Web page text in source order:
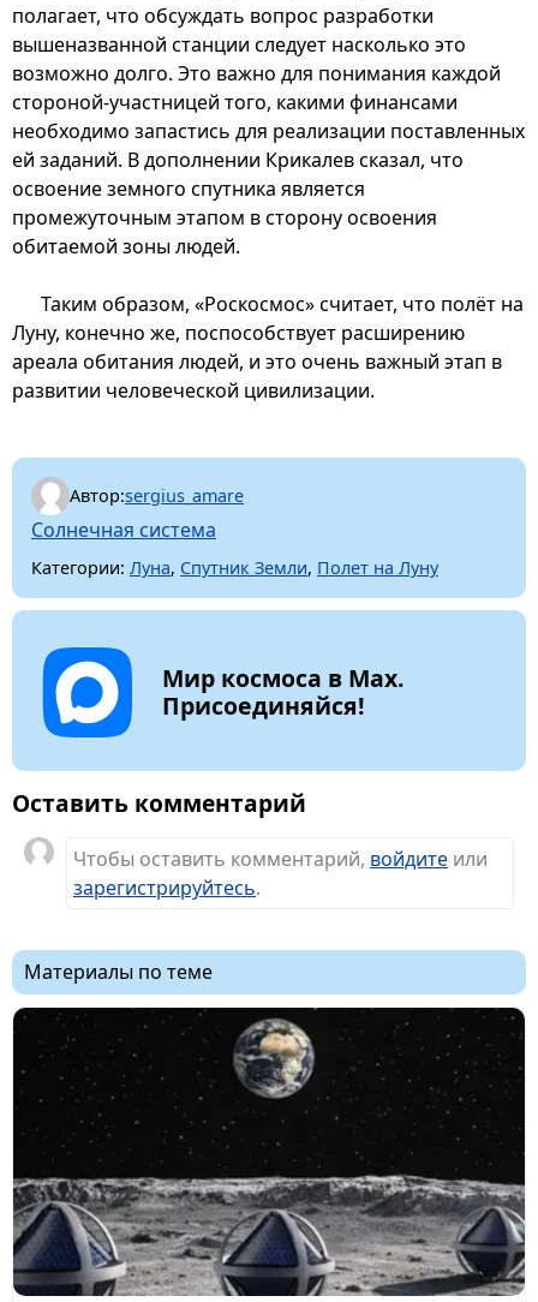
полагает, что обсуждать вопрос разработки
вышеназванной станции следует насколько это
возможно долго. Это важно для понимания каждой
стороной-участницей того, какими финансами
необходимо запастись для реализации поставленных
ей заданий. В дополнении Крикалев сказал, что
освоение земного спутника является
промежуточным этапом в сторону освоения
обитаемой зоны людей.
Таким образом, «Роскосмос» считает, что полёт на
Луну, конечно же, поспособствует расширению
ареала обитания людей, и это очень важный этап в
развитии человеческой цивилизации.
Автор:sergius_amare
Солнечная система
Категории: Луна, Спутник Земли, Полет на Луну
Мир космоса в Max.
Присоединяйся!
Оставить комментарий
Чтобы оставить комментарий, войдите или
зарегистрируйтесь.
Материалы по теме